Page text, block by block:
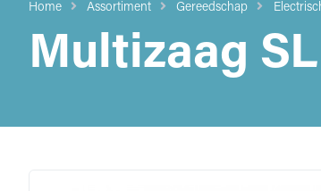
Home Assortiment Gereedschap
Multizaag